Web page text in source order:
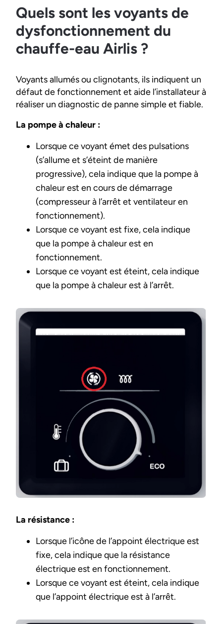
Quels sont les voyants de
dysfonctionnement du
chauffe-eau Airlis ?
Voyants allumés ou clignotants, ils indiquent un
défaut de fonctionnement et aide l’installateur à
réaliser un diagnostic de panne simple et fiable.
La pompe à chaleur :
Lorsque ce voyant émet des pulsations
(s’allume et s’éteint de manière
progressive), cela indique que la pompe à
chaleur est en cours de démarrage
(compresseur à l’arrêt et ventilateur en
fonctionnement).
Lorsque ce voyant est fixe, cela indique
que la pompe à chaleur est en
fonctionnement.
Lorsque ce voyant est éteint, cela indique
que la pompe à chaleur est à l’arrêt.
La résistance :
Lorsque l’icône de l’appoint électrique est
fixe, cela indique que la résistance
électrique est en fonctionnement.
Lorsque ce voyant est éteint, cela indique
que l’appoint électrique est à l’arrêt.